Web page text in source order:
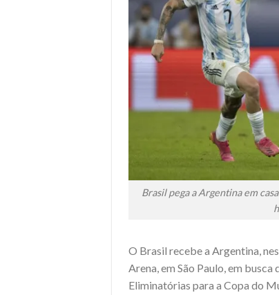
Brasil pega a Argentina em
O Brasil recebe a Argentina,
Arena, em São Paulo, em
Eliminatórias para a Copa do